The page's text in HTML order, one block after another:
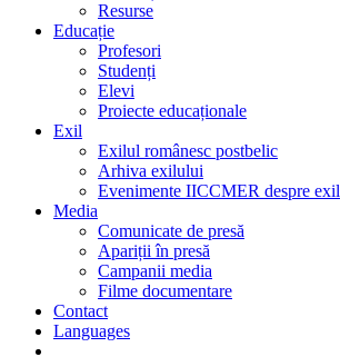
Resurse
Educație
Profesori
Studenți
Elevi
Proiecte educaționale
Exil
Exilul românesc postbelic
Arhiva exilului
Evenimente IICCMER despre exil
Media
Comunicate de presă
Apariții în presă
Campanii media
Filme documentare
Contact
Languages